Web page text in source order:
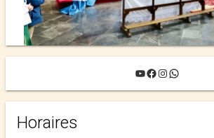
YouTube
Facebook
Instagram
WhatsApp
Horaires